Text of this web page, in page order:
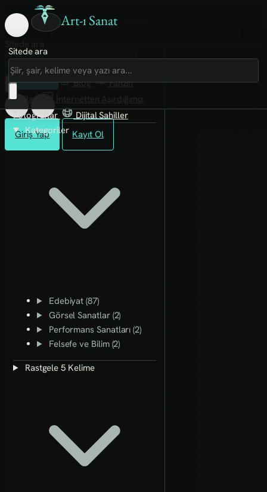
Art-ı Sanat
Giriş Yap Kayıt Ol
Sitede ara
Art-ı Sosyal
İmece
Kütüphane
Blog
Fanzin
Rafları
Fotoğraflar
Dijital Sahiller
Kategoriler
Edebiyat (87)
Görsel Sanatlar (2)
Performans Sanatları (2)
Felsefe ve Bilim (2)
Rastgele 5 Kelime